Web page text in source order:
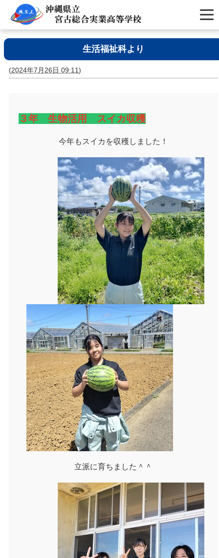
生活福祉科より
(2024年7月26日 09:11)
３年 生物活用 スイカ収穫
今年もスイカを収穫しました！
立派に育ちました＾＾